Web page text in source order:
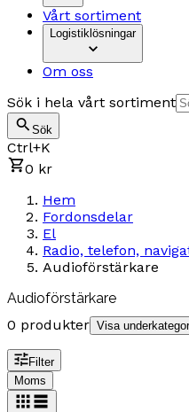
Vårt sortiment
Logistiklösningar
Om oss
Sök i hela vårt sortiment
Sök
Ctrl+K
0 kr
Hem
Fordonsdelar
El
Radio, telefon,
Audioförstärkare
Audioförstärkare
0 produkter Visa
Filter
Moms